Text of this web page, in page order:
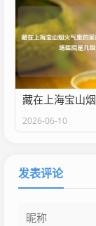
2026-06-10
发表评论